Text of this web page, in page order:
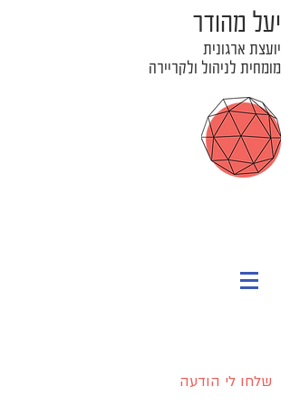
יעל מהודר
יועצת ארגונית
מומחית לניהול ולקריירה
שלחו לי הודעה